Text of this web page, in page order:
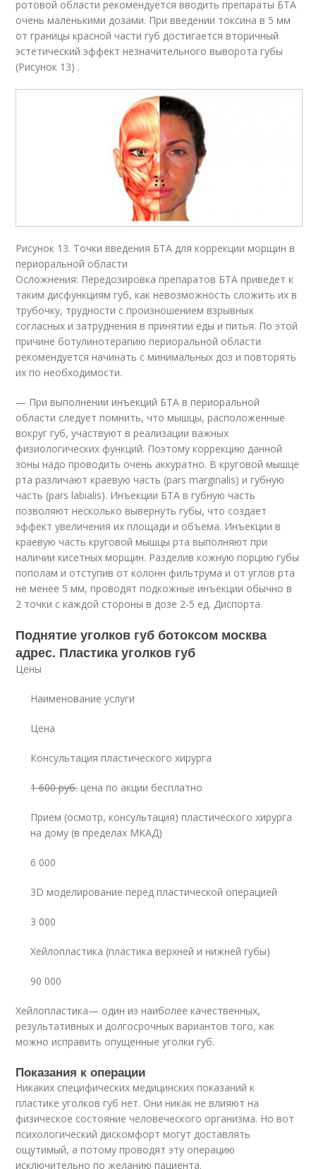
ротовой области рекомендуется вводить препараты БТА
очень маленькими дозами. При введении токсина в 5 мм
от границы красной части губ достигается вторичный
эстетический эффект незначительного выворота губы
(Рисунок 13) .
Рисунок 13. Точки введения БТА для коррекции морщин в
периоральной области
Осложнения: Передозировка препаратов БТА приведет к
таким дисфункциям губ, как невозможность сложить их в
трубочку, трудности с произношением взрывных
согласных и затруднения в принятии еды и питья. По этой
причине ботулинотерапию периоральной области
рекомендуется начинать с минимальных доз и повторять
их по необходимости.
— При выполнении инъекций БТА в периоральной
области следует помнить, что мышцы, расположенные
вокруг губ, участвуют в реализации важных
физиологических функций. Поэтому коррекцию данной
зоны надо проводить очень аккуратно. В круговой мышце
рта различают краевую часть (pars marginalis) и губную
часть (pars labialis). Инъекции БТА в губную часть
позволяют несколько вывернуть губы, что создает
эффект увеличения их площади и объема. Инъекции в
краевую часть круговой мышцы рта выполняют при
наличии кисетных морщин. Разделив кожную порцию губы
пополам и отступив от колонн фильтрума и от углов рта
не менее 5 мм, проводят подкожные инъекции обычно в
2 точки с каждой стороны в дозе 2-5 ед. Диспорта.
Поднятие уголков губ ботоксом москва
адрес. Пластика уголков губ
Цены
Наименование услуги
Цена
Консультация пластического хирурга
1 600 руб.цена по акции бесплатно
Прием (осмотр, консультация) пластического хирурга
на дому (в пределах МКАД)
6 000
3D моделирование перед пластической операцией
3 000
Хейлопластика (пластика верхней и нижней губы)
90 000
Хейлопластика— один из наиболее качественных,
результативных и долгосрочных вариантов того, как
можно исправить опущенные уголки губ.
Показания к операции
Никаких специфических медицинских показаний к
пластике уголков губ нет. Они никак не влияют на
физическое состояние человеческого организма. Но вот
психологический дискомфорт могут доставлять
ощутимый, а потому проводят эту операцию
исключительно по желанию пациента.